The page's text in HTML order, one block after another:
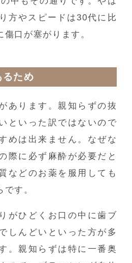
方やスピードは30代に比
口が塞がります。
ため
あります。親知らずの抜
といった訳ではないので
めは出来ません。なぜな
際に必ず麻酔が必要だと
などのお薬を服用しても
す。
がひどくお口の中に歯ブ
しんどいといった方が多
。親知らずは特に一番奥